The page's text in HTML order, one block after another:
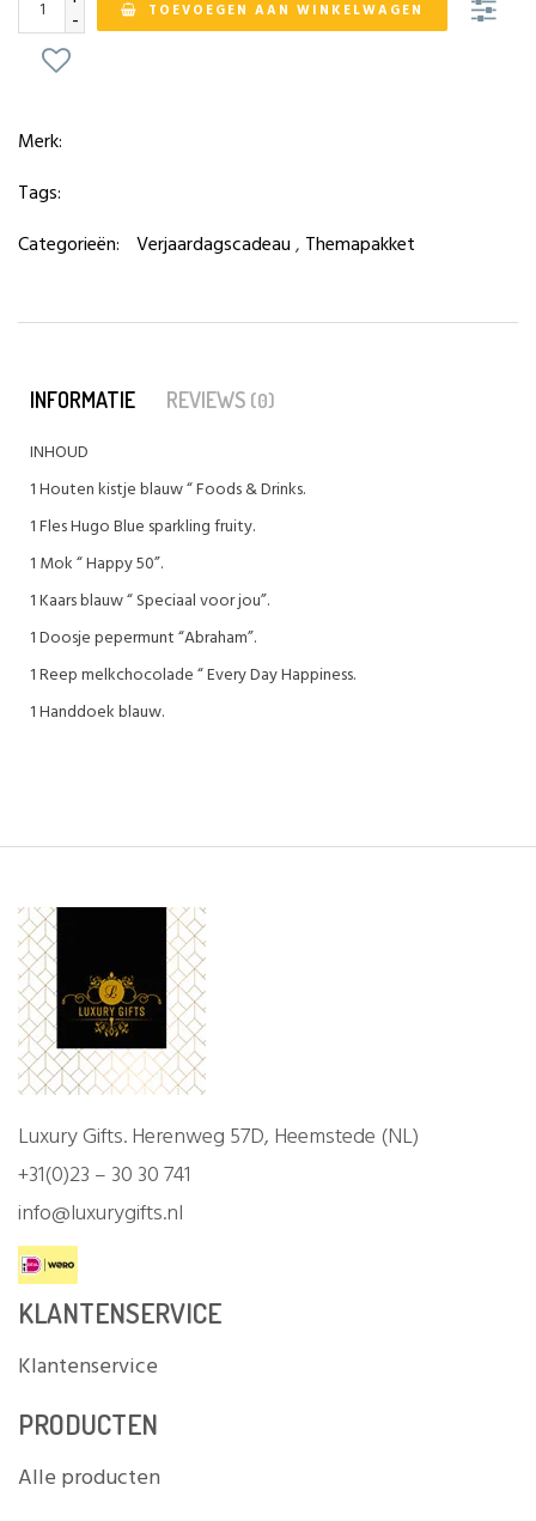
- TOEVOEGEN AAN WINKELWAGEN
Merk:
Tags:
Categorieën: Verjaardagscadeau, Themapakket
INFORMATIE REVIEWS (0)
INHOUD
1 Houten kistje blauw “ Foods & Drinks.
1 Fles Hugo Blue sparkling fruity.
1 Mok “ Happy 50”.
1 Kaars blauw “ Speciaal voor jou”.
1 Doosje pepermunt “Abraham”.
1 Reep melkchocolade “ Every Day Happiness.
1 Handdoek blauw.
Luxury Gifts. Herenweg 57D, Heemstede (NL)
+31(0)23 – 30 30 741
info@luxurygifts.nl
KLANTENSERVICE
Klantenservice
PRODUCTEN
Alle producten